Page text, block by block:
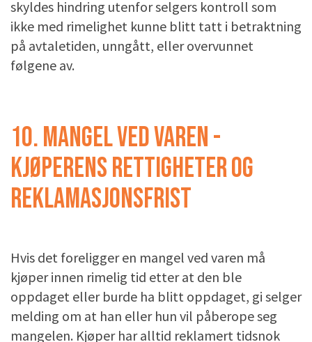
skyldes hindring utenfor selgers kontroll som
ikke med rimelighet kunne blitt tatt i betraktning
på avtaletiden, unngått, eller overvunnet
følgene av.
10. MANGEL VED VAREN -
KJØPERENS RETTIGHETER OG
REKLAMASJONSFRIST
Hvis det foreligger en mangel ved varen må
kjøper innen rimelig tid etter at den ble
oppdaget eller burde ha blitt oppdaget, gi selger
melding om at han eller hun vil påberope seg
mangelen. Kjøper har alltid reklamert tidsnok